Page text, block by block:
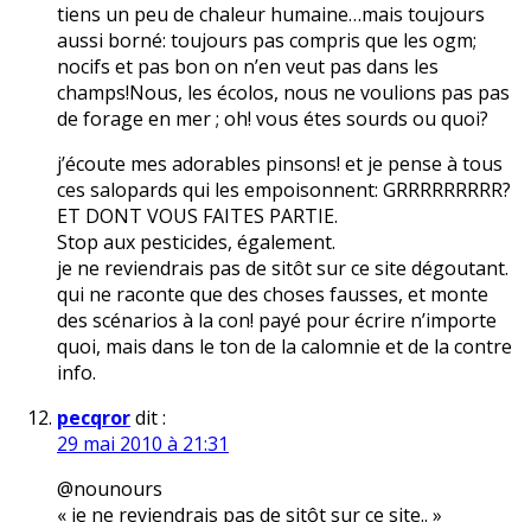
tiens un peu de chaleur humaine…mais toujours
aussi borné: toujours pas compris que les ogm;
nocifs et pas bon on n’en veut pas dans les
champs!Nous, les écolos, nous ne voulions pas pas
de forage en mer ; oh! vous étes sourds ou quoi?
j’écoute mes adorables pinsons! et je pense à tous
ces salopards qui les empoisonnent: GRRRRRRRRR?
ET DONT VOUS FAITES PARTIE.
Stop aux pesticides, également.
je ne reviendrais pas de sitôt sur ce site dégoutant.
qui ne raconte que des choses fausses, et monte
des scénarios à la con! payé pour écrire n’importe
quoi, mais dans le ton de la calomnie et de la contre
info.
pecqrordit :
29 mai 2010 à 21:31
@nounours
« je ne reviendrais pas de sitôt sur ce site.. »